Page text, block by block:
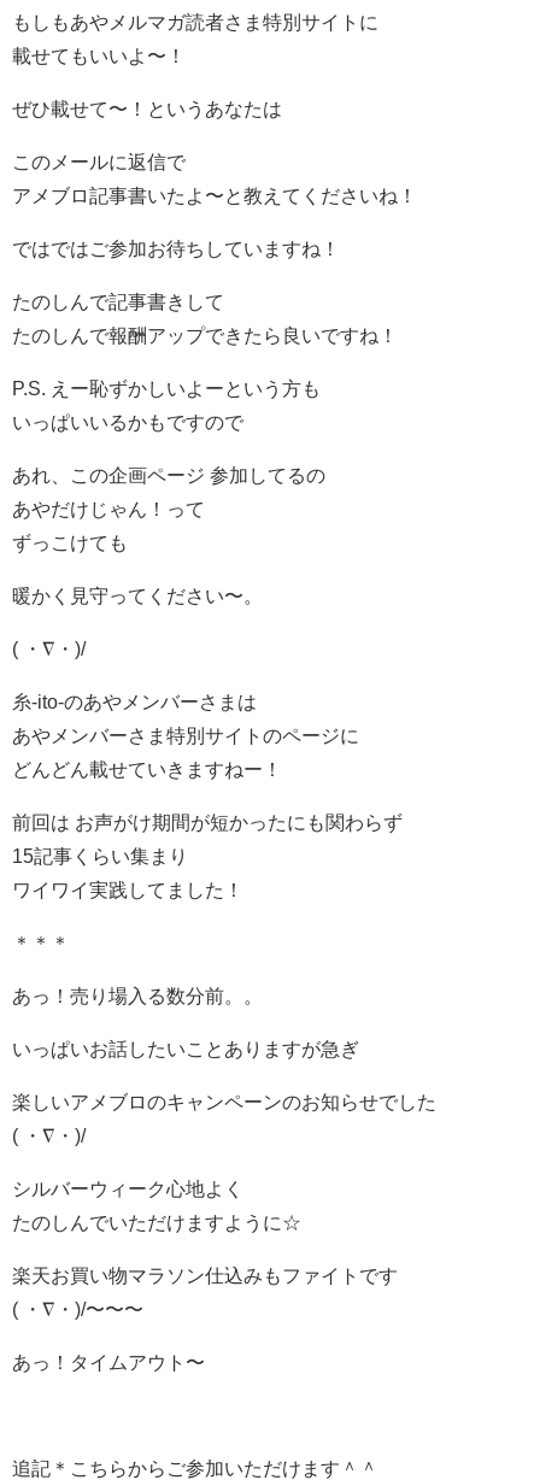
もしもあやメルマガ読者さま特別サイトに
載せてもいいよ〜！
ぜひ載せて〜！というあなたは
このメールに返信で
アメブロ記事書いたよ〜と教えてくださいね！
ではではご参加お待ちしていますね！
たのしんで記事書きして
たのしんで報酬アップできたら良いですね！
P.S. えー恥ずかしいよーという方も
いっぱいいるかもですので
あれ、この企画ページ 参加してるの
あやだけじゃん！って
ずっこけても
暖かく見守ってください〜。
( ・∇・)/
糸-ito-のあやメンバーさまは
あやメンバーさま特別サイトのページに
どんどん載せていきますねー！
前回は お声がけ期間が短かったにも関わらず
15記事くらい集まり
ワイワイ実践してました！
＊＊＊
あっ！売り場入る数分前。。
いっぱいお話したいことありますが急ぎ
楽しいアメブロのキャンペーンのお知らせでした
( ・∇・)/
シルバーウィーク心地よく
たのしんでいただけますように☆
楽天お買い物マラソン仕込みもファイトです
( ・∇・)/〜〜〜
あっ！タイムアウト〜
追記＊こちらからご参加いただけます＾＾